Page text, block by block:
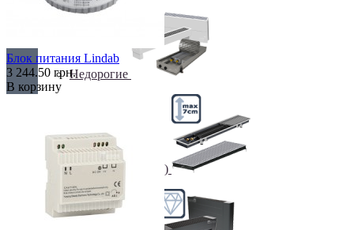
Недорогие
Низкие (до 70 мм)
Блок питания Lindab
3 244.50 грн.
В корзину